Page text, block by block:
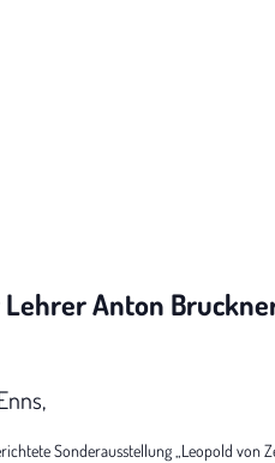
Anton
Sonderausstellung „Leopold von